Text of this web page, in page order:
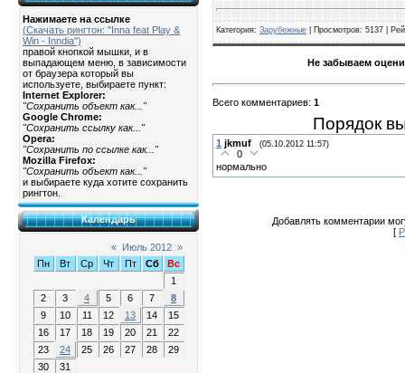
Нажимаете на ссылке
(Скачать рингтон: "Inna feat Play &
Win - Inndia")
правой кнопкой мышки, и в
выпадающем меню, в зависимости
от браузера который вы
используете, выбираете пункт:
Internet Explorer:
"Сохранить объект как..."
Google Chrome:
"Сохранить ссылку как..."
Opera:
"Сохранить по ссылке как..."
Mozilla Firefox:
"Сохранить объект как..."
и выбираете куда хотите сохранить
рингтон.
Календарь
« Июль 2012 »
Пн
Вт Ср Чт Пт Сб
Вс
1
2
3 4 5 6 7
8
9
10 11 12 13 14
15
16
17 18 19 20 21
22
23
24 25 26 27 28
29
30
31
Категория: Зарубежные Просмотров: 5137 |
Не забываем
Всего комментариев: 1
Порядок
1 jkmuf (05.10.2012 11:57)
0
нормально
Добавлять комментарии
[